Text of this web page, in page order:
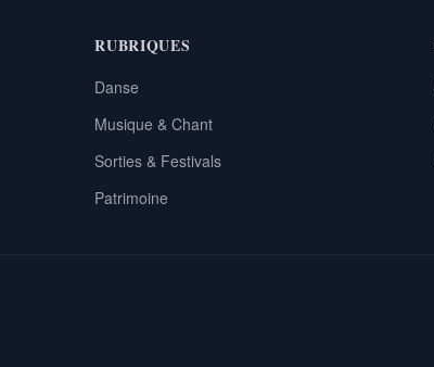
RUBRIQUES
Danse
Musique & Chant
Sorties & Festivals
Patrimoine